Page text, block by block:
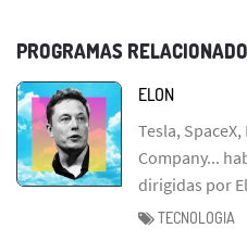
PROGRAMAS
ELON
Tesla,
Company...
dirigidas por
TECNOLOGIA